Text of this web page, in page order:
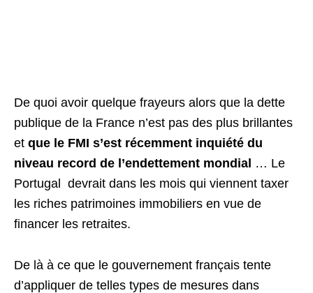
De quoi avoir quelque frayeurs alors que la dette
publique de la France n’est pas des plus brillantes
et que le FMI s’est récemment inquiété du
niveau record de l’endettement mondial … Le
Portugal devrait dans les mois qui viennent taxer
les riches patrimoines immobiliers en vue de
financer les retraites.
De là à ce que le gouvernement français tente
d’appliquer de telles types de mesures dans